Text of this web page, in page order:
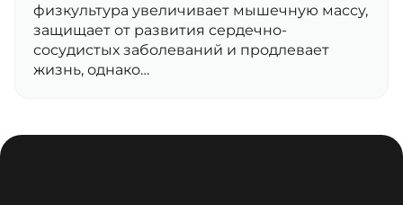
физкультура увеличивает мышечную массу,
защищает от развития сердечно-
сосудистых заболеваний и продлевает
жизнь, однако…